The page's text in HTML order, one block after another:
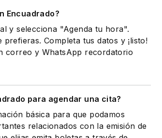
Encuadrado?
y selecciona "Agenda tu hora".
Completa tus datos y ¡listo!
correo y WhatsApp recordatorio
para agendar una cita?
básica para que podamos
relacionados con la emisión de